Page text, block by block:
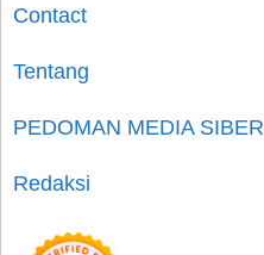
Contact
Tentang
PEDOMAN MEDIA SIBER
Redaksi